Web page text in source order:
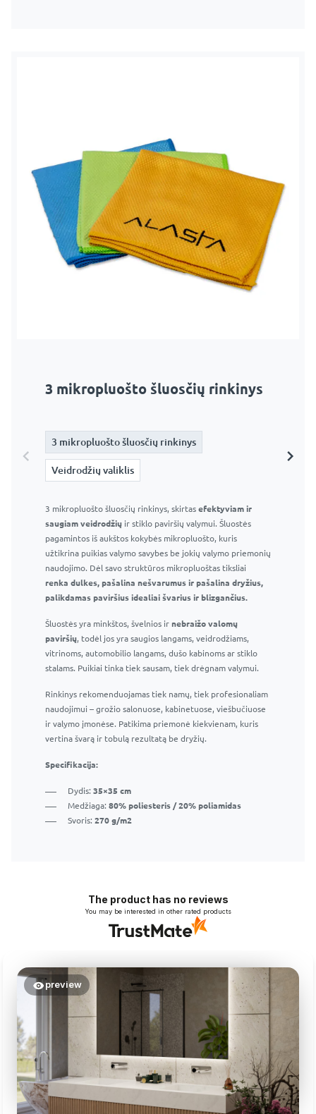
3 mikropluošto šluosčių rinkinys
3 mikropluošto šluosčių rinkinys
Veidrodžių valiklis
3 mikropluošto šluosčių rinkinys, skirtas efektyviam ir
saugiam veidrodžių ir stiklo paviršių valymui. Šluostės
pagamintos iš aukštos kokybės mikropluošto, kuris
užtikrina puikias valymo savybes be jokių valymo priemonių
naudojimo. Dėl savo struktūros mikropluoštas tiksliai
renka dulkes, pašalina nešvarumus ir pašalina dryžius,
palikdamas paviršius idealiai švarius ir blizgančius.
Šluostės yra minkštos, švelnios ir nebraižo valomų
paviršių, todėl jos yra saugios langams, veidrodžiams,
vitrinoms, automobilio langams, dušo kabinoms ar stiklo
stalams. Puikiai tinka tiek sausam, tiek drėgnam valymui.
Rinkinys rekomenduojamas tiek namų, tiek profesionaliam
naudojimui – grožio salonuose, kabinetuose, viešbučiuose
ir valymo įmonėse. Patikima priemonė kiekvienam, kuris
vertina švarą ir tobulą rezultatą be dryžių.
Specifikacija:
Dydis: 35×35 cm
Medžiaga: 80% poliesteris / 20% poliamidas
Svoris: 270 g/m2
Veidrodžių valiklis
3 mikropluošto šluosčių rinkinys
Veidrodžių valiklis
Langų ir veidrodžių valiklis 295 ml – Profesionalus stiklo
valiklis
Efektyvus purškiklis ir patogus buteliukas
Efektyviai pašalina muilo apnašas, vandens dėmes ir
kitas įprastas vonios kambario dėmes
Nepalieka dryžių ar dėmių
stikliniams paviršiams
Tinka naudoti namuose ir profesionaliai
The product has no reviews
You may be interested in other rated products
preview